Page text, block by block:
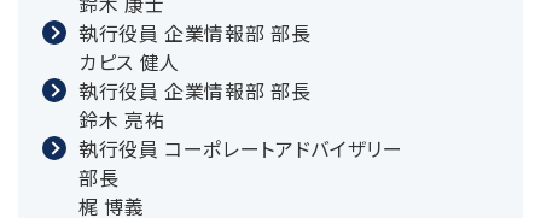
執行役員 企業情報部 部長
カピス 健人
執行役員 企業情報部 部長
鈴木 亮祐
執行役員 コーポレートアドバイザリー
部長
梶 博義